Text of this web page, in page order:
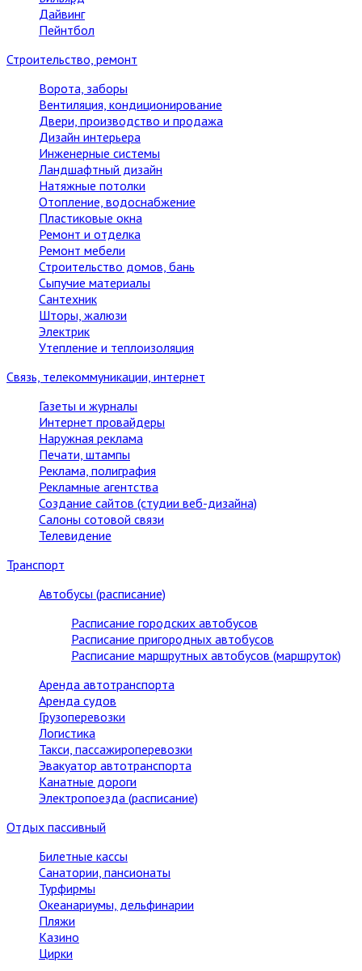
Дайвинг
Пейнтбол
Строительство, ремонт
Ворота, заборы
Вентиляция, кондиционирование
Двери, производство и продажа
Дизайн интерьера
Инженерные системы
Ландшафтный дизайн
Натяжные потолки
Отопление, водоснабжение
Пластиковые окна
Ремонт и отделка
Ремонт мебели
Строительство домов, бань
Сыпучие материалы
Сантехник
Шторы, жалюзи
Электрик
Утепление и теплоизоляция
Связь, телекоммуникации, интернет
Газеты и журналы
Интернет провайдеры
Наружная реклама
Печати, штампы
Реклама, полиграфия
Рекламные агентства
Создание сайтов (студии веб-дизайна)
Салоны сотовой связи
Телевидение
Транспорт
Автобусы (расписание)
Расписание городских автобусов
Расписание пригородных автобусов
Расписание маршрутных автобусов (маршруток)
Аренда автотранспорта
Аренда судов
Грузоперевозки
Логистика
Такси, пассажироперевозки
Эвакуатор автотранспорта
Канатные дороги
Электропоезда (расписание)
Отдых пассивный
Билетные кассы
Санатории, пансионаты
Турфирмы
Океанариумы, дельфинарии
Пляжи
Казино
Цирки